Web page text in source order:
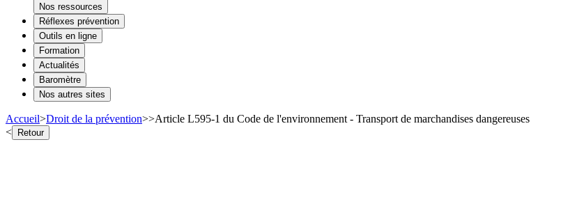
Nos ressources
Réflexes prévention
Outils en ligne
Formation
Actualités
Baromètre
Nos autres sites
Accueil>Droit de la prévention>>Article L595-1 du Code de l'environnement - Transport de marchandises dangereuses
< Retour